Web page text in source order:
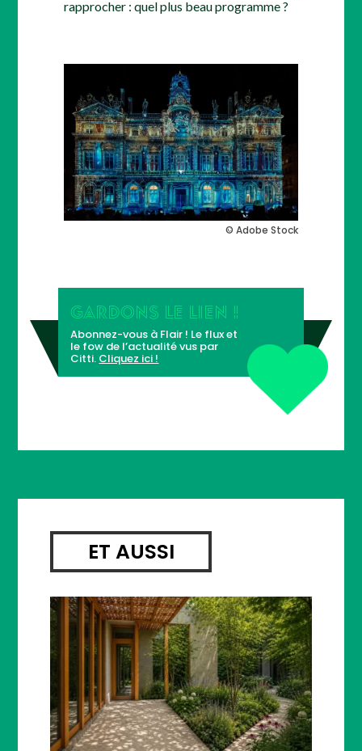
rapprocher : quel plus beau programme ?
© Adobe Stock
GARDONS LE LIEN !
Abonnez-vous à Flair ! Le flux et
le fow de l’actualité vus par
Citti. Cliquez ici !
ET AUSSI